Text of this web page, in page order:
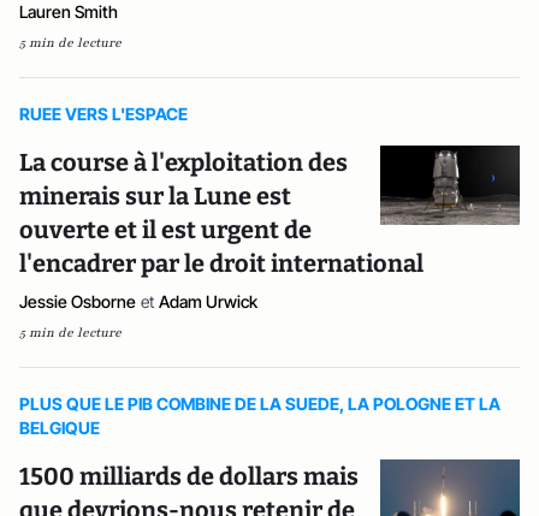
Lauren Smith
5 min de lecture
RUEE VERS L'ESPACE
La course à l'exploitation des
minerais sur la Lune est
ouverte et il est urgent de
l'encadrer par le droit international
Jessie Osborne et Adam Urwick
5 min de lecture
PLUS QUE LE PIB COMBINE DE LA SUEDE, LA POLOGNE ET LA
BELGIQUE
1500 milliards de dollars mais
que devrions-nous retenir de